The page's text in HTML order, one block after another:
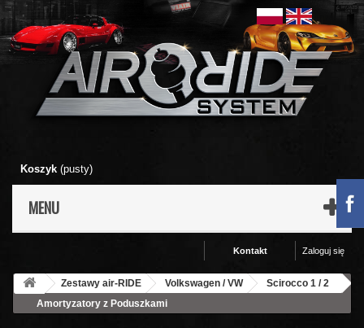
Koszyk (pusty)
MENU
Zaloguj się
Kontakt
Zestawy air-RIDE Volkswagen / VW
Scirocco 1 / 2
Amortyzatory z Poduszkami